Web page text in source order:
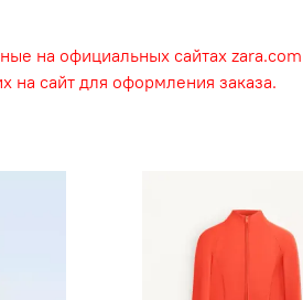
на официальных сайтах
на сайт для оформления заказа.